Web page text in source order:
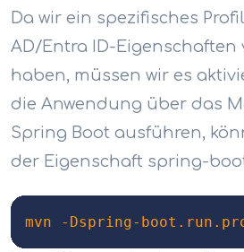
Da wir ein spezifisches
AD/Entra ID-Eigenschaften
haben, müssen wir es
die Anwendung über das
Spring Boot ausführen,
der Eigenschaft spring-
mvn -Dspring-